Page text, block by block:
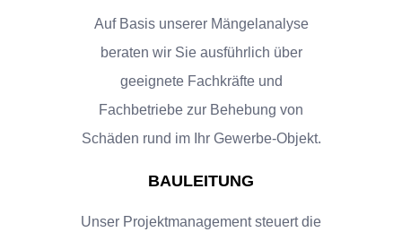
Auf Basis unserer Mängelanalyse
beraten wir Sie ausführlich über
geeignete Fachkräfte und
Fachbetriebe zur Behebung von
Schäden rund im Ihr Gewerbe-Objekt.
BAULEITUNG
Unser Projektmanagement steuert die